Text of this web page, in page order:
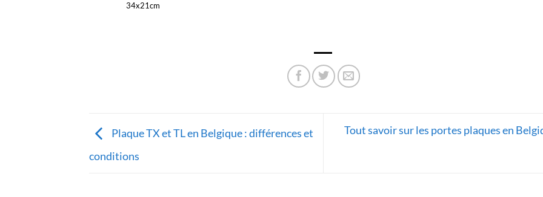
34x21cm
Plaque TX et TL en Belgique : différences et
conditions
Tout savoir sur les portes plaques en